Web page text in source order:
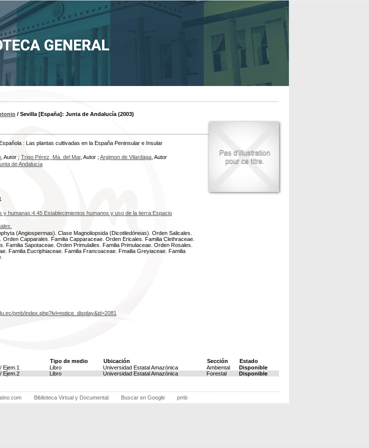
/ Sevilla [España]: Junta de Andalucía (2003)
: Las plantas cultivadas en la España Peninsular e Insular
, Autor ; Trigo Pérez, Ma. del Mar, Autor ; Argimon de Vilardaga , Autor
de Andalucía
y humanas:4.45 Establecimientos humanos y uso de la tierra:Espacio
(Angiospermas). Clase Magnoliopsida (Dicotiledóneas). Orden Salicales.
Orden Capparales. Familia Capparaceae. Orden Ericales. Familia Clethraceae.
Familia Sapotaceae. Orden Primulalles. Familia Primulaceae. Orden Rosales.
Familia Eucriphiaceae. Familia Francoaceae. Fmailia Greyiaceae. Familia
pmb/index.php?lvl=notice_display&id=2081
Tipo de medio Ubicación Sección
Estado
Ejem.1 Libro Universidad Estatal Amazónica Ambiental
Disponible
Ejem.2 Libro Universidad Estatal Amazónica Forestal Disponible
Biblioteca Virtual y Documental Buscar en Google pmb